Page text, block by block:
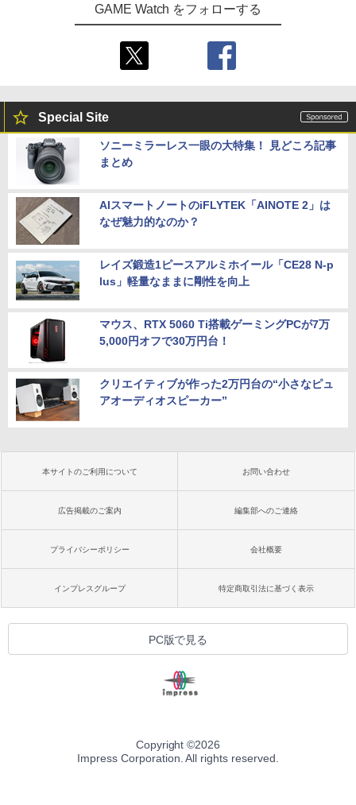
【新品・送料無料】任天堂 Nintendo sw
itch2 ソフト マリオカートワールド BEE
-P-AAAAA
￥3,872
GAME Watch をフォローする
Special Site
ソニーミラーレス一眼の大特集！ 見どころ記事
まとめ
AIスマートノートのiFLYTEK「AINOTE 2」は
なぜ魅力的なのか？
レイズ鍛造1ピースアルミホイール「CE28 N-p
lus」軽量なままに剛性を向上
マウス、RTX 5060 Ti搭載ゲーミングPCが7万
5,000円オフで30万円台！
クリエイティブが作った2万円台の“小さなピュ
アオーディオスピーカー”
本サイトのご利用について お問い合わせ
広告掲載のご案内 編集部へのご連絡
プライバシーポリシー 会社概要
インプレスグループ 特定商取引法に基づく表示
PC版で見る
Copyright ©2026
Impress Corporation. All rights reserved.